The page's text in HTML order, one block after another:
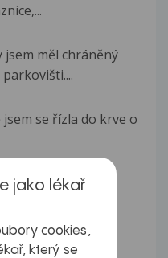
měl chráněný
se řízla do krve o
jsem měla orální
jsem měla orální
jako lékař
cookies,
který se